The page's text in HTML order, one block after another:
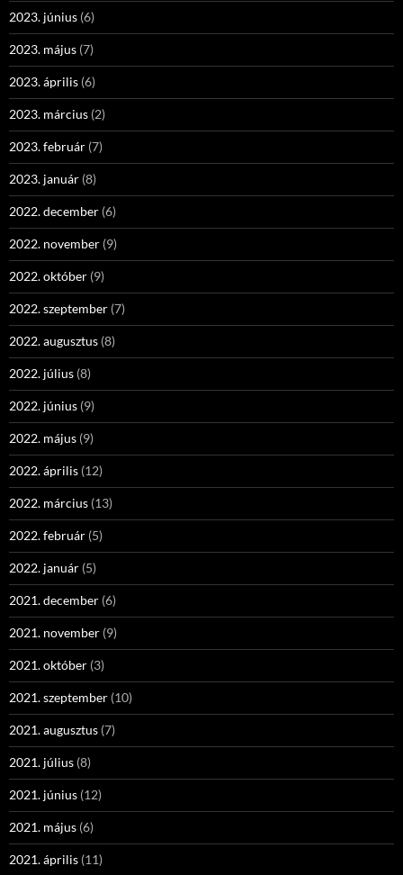
2023. június (6)
2023. május (7)
2023. április (6)
2023. március (2)
2023. február (7)
2023. január (8)
2022. december (6)
2022. november (9)
2022. október (9)
2022. szeptember (7)
2022. augusztus (8)
2022. július (8)
2022. június (9)
2022. május (9)
2022. április (12)
2022. március (13)
2022. február (5)
2022. január (5)
2021. december (6)
2021. november (9)
2021. október (3)
2021. szeptember (10)
2021. augusztus (7)
2021. július (8)
2021. június (12)
2021. május (6)
2021. április (11)